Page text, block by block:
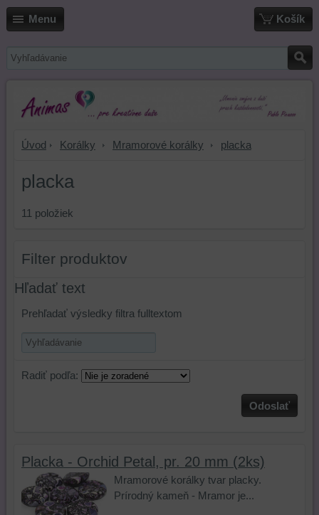
Menu Košík
Úvod Korálky Mramorové korálky placka
placka
11 položiek
Filter produktov
Hľadať text
Prehľadať výsledky filtra fulltextom
Radiť podľa:
Odoslať
Placka - Orchid Petal, pr. 20 mm (2ks)
Mramorové korálky tvar placky.
Prírodný kameň - Mramor je...